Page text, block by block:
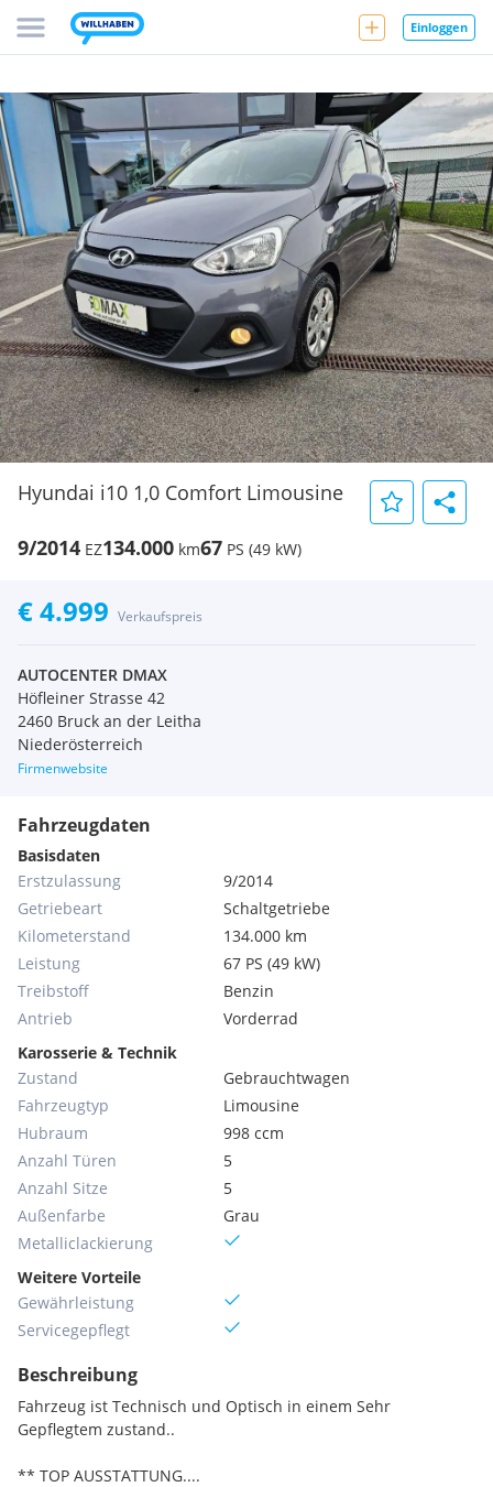
Einloggen
Hyundai i10 1,0 Comfort Limousine
9/2014 EZ134.000 km67 PS (49 kW)
€ 4.999 Verkaufspreis
AUTOCENTER DMAX
Höfleiner Strasse 42
2460 Bruck an der Leitha
Niederösterreich
Firmenwebsite
Fahrzeugdaten
Basisdaten
Erstzulassung
9/2014
Getriebeart
Schaltgetriebe
Kilometerstand
134.000 km
Leistung
67 PS (49 kW)
Treibstoff
Benzin
Antrieb
Vorderrad
Karosserie & Technik
Zustand
Gebrauchtwagen
Fahrzeugtyp
Limousine
Hubraum
998 ccm
Anzahl Türen
5
Anzahl Sitze
5
Außenfarbe
Grau
Metallic­lackierung
Weitere Vorteile
Gewährleistung
Servicegepflegt
Beschreibung
Fahrzeug ist Technisch und Optisch in einem Sehr
Gepflegtem zustand..
** TOP AUSSTATTUNG....